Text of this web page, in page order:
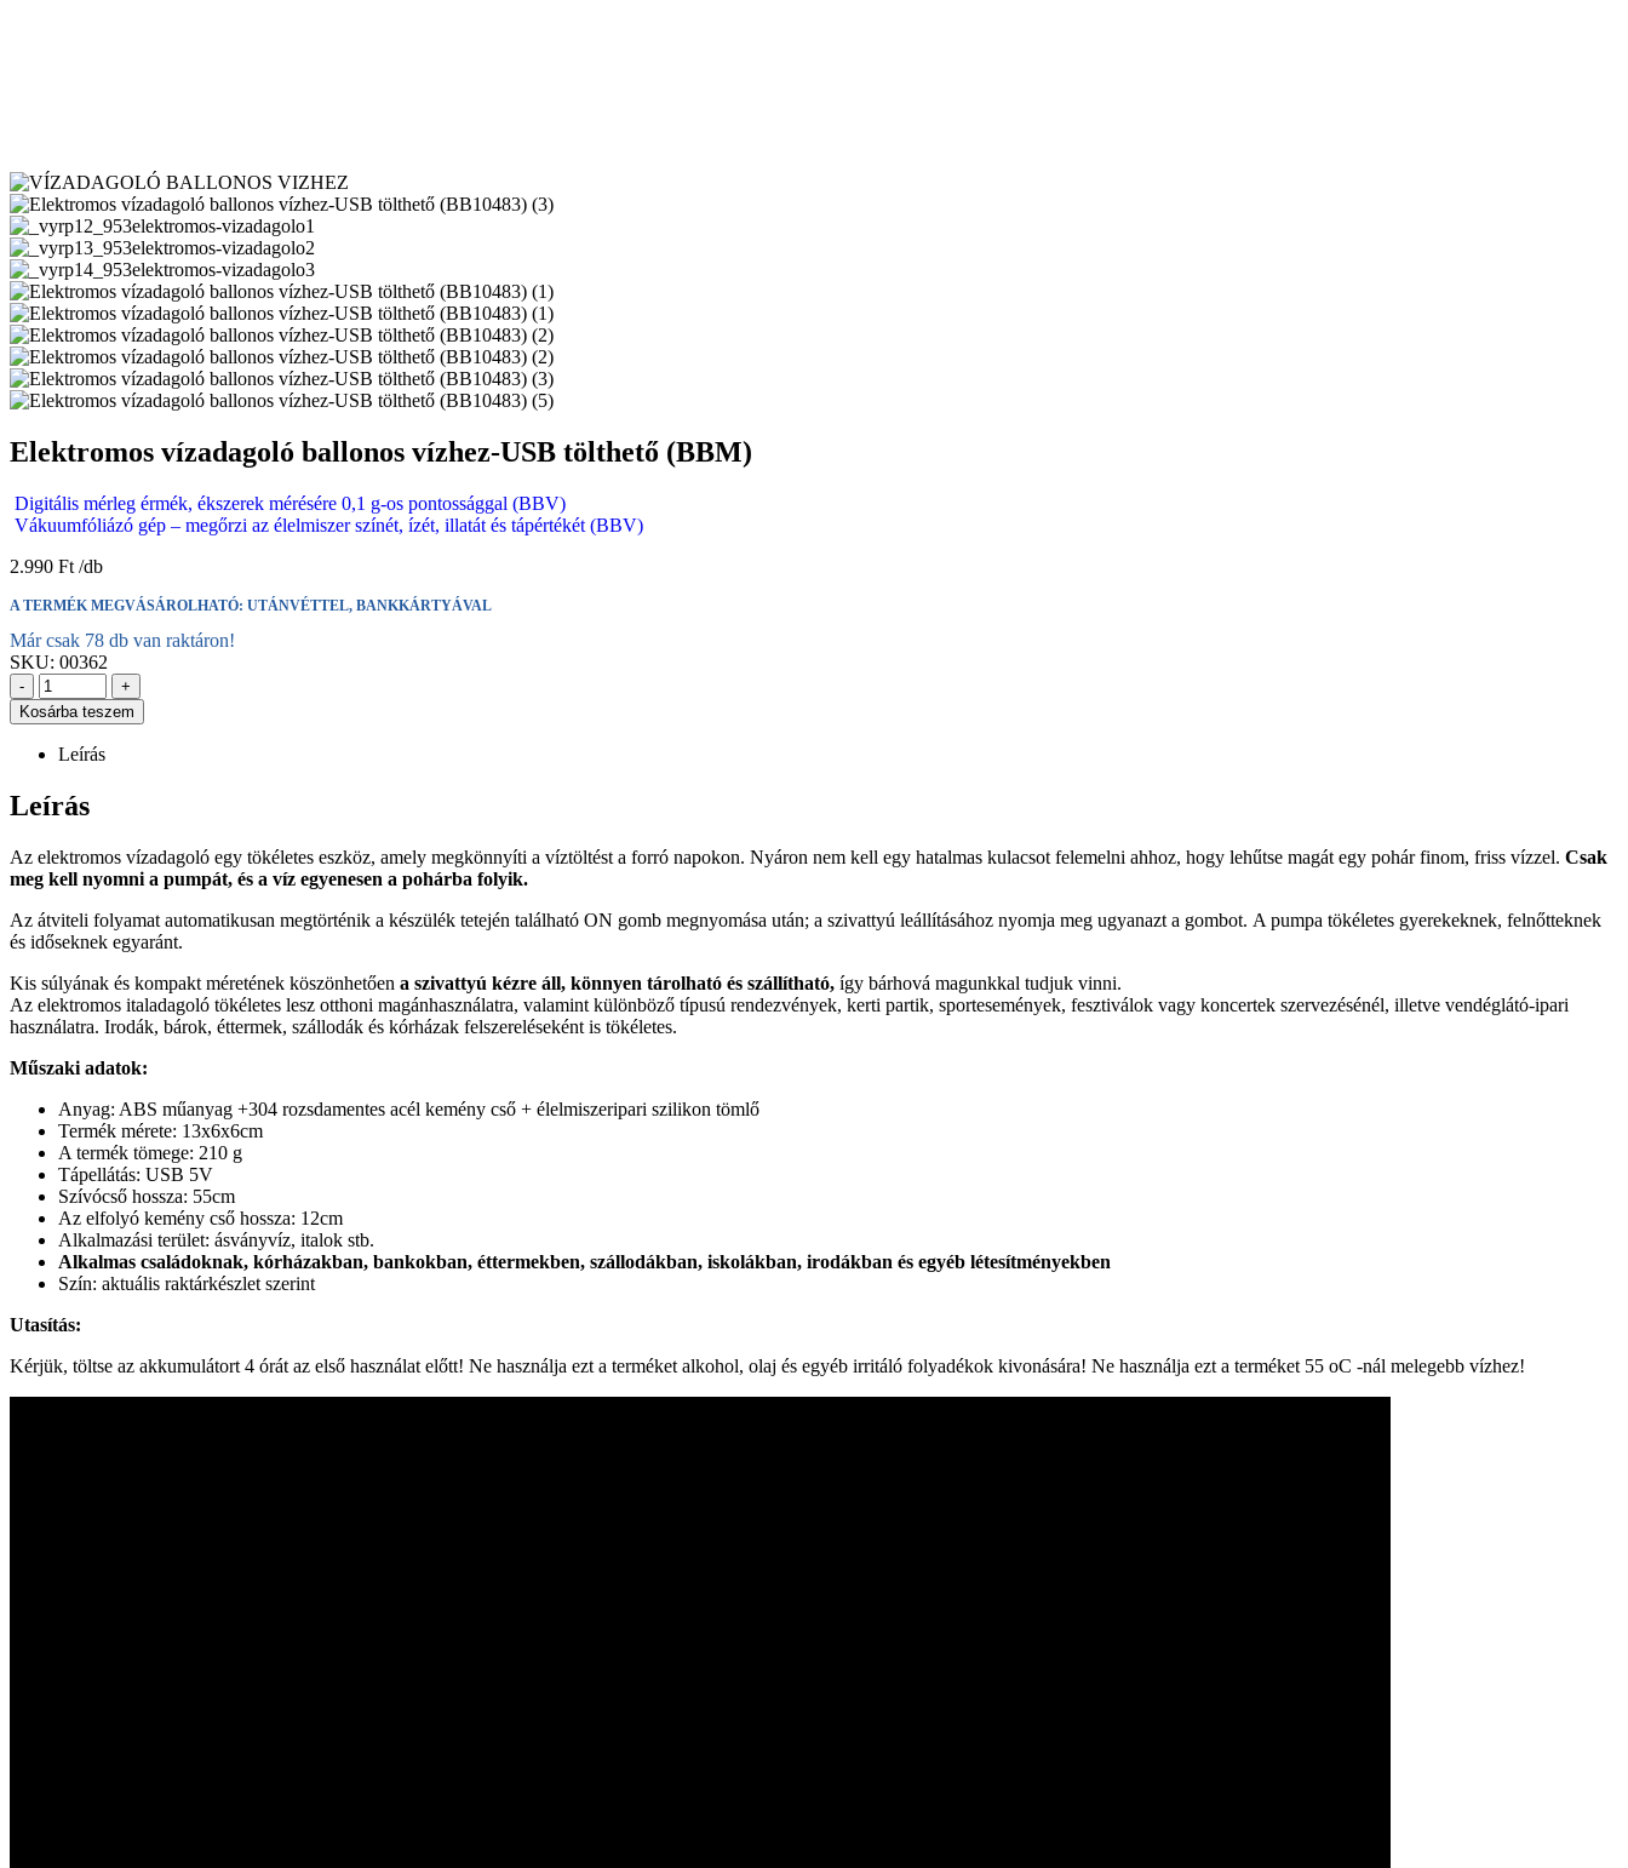
Elektromos vízadagoló ballonos vízhez-USB tölthető (BBM)
Digitális mérleg érmék, ékszerek mérésére 0,1 g-os pontossággal (BBV)
Vákuumfóliázó gép – megőrzi az élelmiszer színét, ízét, illatát és tápértékét (BBV)
2.990 Ft
A TERMÉK MEGVÁSÁROLHATÓ: UTÁNVÉTTEL, BANKKÁRTYÁVAL
Már csak 78 db van raktáron!
SKU: 00362
-
+
Kosárba teszem
Leírás
Leírás
Az elektromos vízadagoló egy tökéletes eszköz, amely megkönnyíti a víztöltést a forró napokon. Nyáron nem kell egy hatalmas kulacsot felemelni ahhoz, hogy lehűtse magát egy pohár finom, friss vízzel. Csak
meg kell nyomni a pumpát, és a víz egyenesen a pohárba folyik.
Az átviteli folyamat automatikusan megtörténik a készülék tetején található ON gomb megnyomása után; a szivattyú leállításához nyomja meg ugyanazt a gombot. A pumpa tökéletes gyerekeknek, felnőtteknek
és időseknek egyaránt.
Kis súlyának és kompakt méretének köszönhetően a szivattyú kézre áll, könnyen tárolható és szállítható, így bárhová magunkkal tudjuk vinni.
Az elektromos italadagoló tökéletes lesz otthoni magánhasználatra, valamint különböző típusú rendezvények, kerti partik, sportesemények, fesztiválok vagy koncertek szervezésénél, illetve vendéglátó-ipari
használatra. Irodák, bárok, éttermek, szállodák és kórházak felszereléseként is tökéletes.
Műszaki adatok:
Anyag: ABS műanyag +304 rozsdamentes acél kemény cső + élelmiszeripari szilikon tömlő
Termék mérete: 13x6x6cm
A termék tömege: 210 g
Tápellátás: USB 5V
Szívócső hossza: 55cm
Az elfolyó kemény cső hossza: 12cm
Alkalmazási terület: ásványvíz, italok stb.
Alkalmas családoknak, kórházakban, bankokban, éttermekben, szállodákban, iskolákban, irodákban és egyéb létesítményekben
Szín: aktuális raktárkészlet szerint
Utasítás:
Kérjük, töltse az akkumulátort 4 órát az első használat előtt! Ne használja ezt a terméket alkohol, olaj és egyéb irritáló folyadékok kivonására! Ne használja ezt a terméket 55 oC -nál melegebb vízhez!